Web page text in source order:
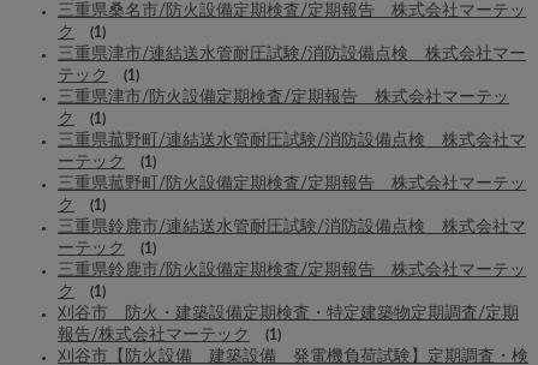
三重県桑名市/防火設備定期検査/定期報告 株式会社マーテッ
ク
(1)
三重県津市/連結送水管耐圧試験/消防設備点検 株式会社マー
テック
(1)
三重県津市/防火設備定期検査/定期報告 株式会社マーテッ
ク
(1)
三重県菰野町/連結送水管耐圧試験/消防設備点検 株式会社マ
ーテック
(1)
三重県菰野町/防火設備定期検査/定期報告 株式会社マーテッ
ク
(1)
三重県鈴鹿市/連結送水管耐圧試験/消防設備点検 株式会社マ
ーテック
(1)
三重県鈴鹿市/防火設備定期検査/定期報告 株式会社マーテッ
ク
(1)
刈谷市 防火・建築設備定期検査・特定建築物定期調査/定期
報告/株式会社マーテック
(1)
刈谷市【防火設備 建築設備 発電機負荷試験】定期調査・検